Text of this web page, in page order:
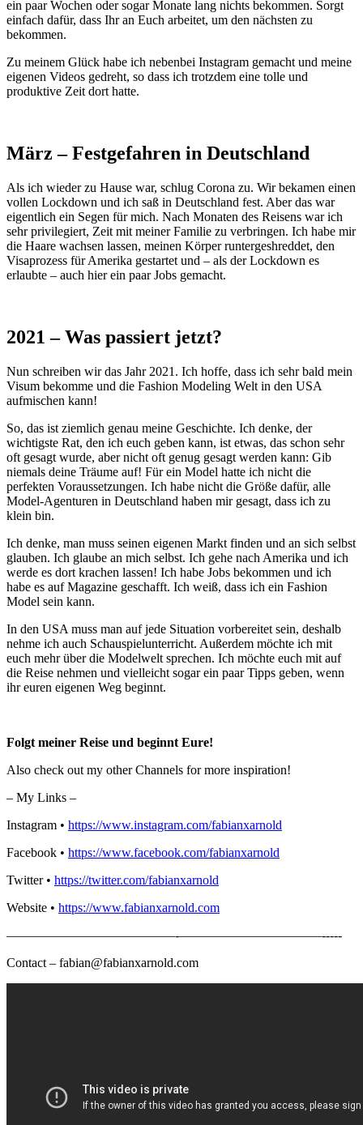
ein paar Wochen oder sogar Monate lang nichts bekommen. Sorgt
einfach dafür, dass Ihr an Euch arbeitet, um den nächsten zu
bekommen.
Zu meinem Glück habe ich nebenbei Instagram gemacht und meine
eigenen Videos gedreht, so dass ich trotzdem eine tolle und
produktive Zeit dort hatte.
März – Festgefahren in Deutschland
Als ich wieder zu Hause war, schlug Corona zu. Wir bekamen einen
vollen Lockdown und ich saß in Deutschland fest. Aber das war
eigentlich ein Segen für mich. Nach Monaten des Reisens war ich
sehr privilegiert, Zeit mit meiner Familie zu verbringen. Ich habe mir
die Haare wachsen lassen, meinen Körper runtergeshreddet, den
Visaprozess für Amerika gestartet und – als der Lockdown es
erlaubte – auch hier ein paar Jobs gemacht.
2021 – Was passiert jetzt?
Nun schreiben wir das Jahr 2021. Ich hoffe, dass ich sehr bald mein
Visum bekomme und die Fashion Modeling Welt in den USA
aufmischen kann!
So, das ist ziemlich genau meine Geschichte. Ich denke, der
wichtigste Rat, den ich euch geben kann, ist etwas, das schon sehr
oft gesagt wurde, aber nicht oft genug gesagt werden kann: Gib
niemals deine Träume auf! Für ein Model hatte ich nicht die
perfekten Voraussetzungen. Ich habe nicht die Größe dafür, alle
Model-Agenturen in Deutschland haben mir gesagt, dass ich zu
klein bin.
Ich denke, man muss seinen eigenen Markt finden und an sich selbst
glauben. Ich glaube an mich selbst. Ich gehe nach Amerika und ich
werde es dort krachen lassen! Ich habe Jobs bekommen und ich
habe es auf Magazine geschafft. Ich weiß, dass ich ein Fashion
Model sein kann.
In den USA muss man auf jede Situation vorbereitet sein, deshalb
nehme ich auch Schauspielunterricht. Außerdem möchte ich mit
euch mehr über die Modelwelt sprechen. Ich möchte euch mit auf
die Reise nehmen und vielleicht sogar ein paar Tipps geben, wenn
ihr euren eigenen Weg beginnt.
Folgt meiner Reise und beginnt Eure!
Also check out my other Channels for more inspiration!
– My Links –
Instagram • https://www.instagram.com/fabianxarnold
Facebook • https://www.facebook.com/fabianxarnold
Twitter • https://twitter.com/fabianxarnold
Website • https://www.fabianxarnold.com
—————————————-­­­­­­­———————————-­-­-­-­-
Contact – fabian@fabianxarnold.com